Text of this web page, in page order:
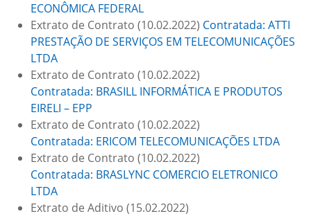
ECONÔMICA FEDERAL
Extrato de Contrato (10.02.2022) Contratada: ATTI
PRESTAÇÃO DE SERVIÇOS EM TELECOMUNICAÇÕES
LTDA
Extrato de Contrato (10.02.2022)
Contratada: BRASILL INFORMÁTICA E PRODUTOS
EIRELI – EPP
Extrato de Contrato (10.02.2022)
Contratada: ERICOM TELECOMUNICAÇÕES LTDA
Extrato de Contrato (10.02.2022)
Contratada: BRASLYNC COMERCIO ELETRONICO
LTDA
Extrato de Aditivo (15.02.2022)